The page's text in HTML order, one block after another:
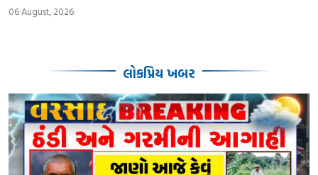
06 August, 2026
લોકપ્રિય ખબર